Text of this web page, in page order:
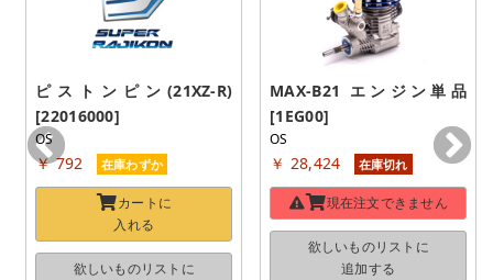
ピストンピン(21XZ-R)
[22016000]
OS
￥ 792 在庫わずか
カートに
入れる
欲しいものリストに
MAX-B21 エンジン単品
[1EG00]
OS
￥ 28,424 在庫切れ
現在注文できません
欲しいものリストに
追加する